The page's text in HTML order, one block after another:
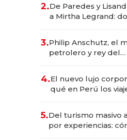
las marcas "fast
2.De Paredes y
a Mirtha Legrand:
3.Philip Anschutz, el
petrolero y rey del
Fénix
4.El nuevo lujo
qué en Perú los
transformadoras
5.Del turismo masivo
por experiencias: